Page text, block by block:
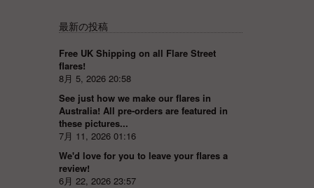
最新の投稿
Free UK Shipping on all Flare Street
flares!
8月 5, 2026 20:58
See just how we make our flares in
Australia! All pre-orders are featured in
these pictures...
7月 11, 2026 01:16
We'd love for you to leave your flares a
review!
6月 22, 2026 23:57